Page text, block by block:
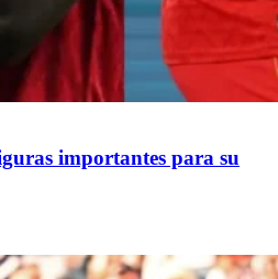
importantes para su